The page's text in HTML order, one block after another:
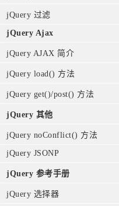
jQuery 过滤
jQuery Ajax
jQuery AJAX 简介
jQuery load() 方法
jQuery get()/post() 方法
jQuery 其他
jQuery noConflict() 方法
jQuery JSONP
jQuery 参考手册
jQuery 选择器